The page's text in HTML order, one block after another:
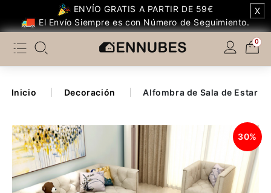
ENVÍO GRATIS A PARTIR DE 59€
El Envío Siempre es con Número de Seguimiento.
X
0
Categoría
Dormitorio
Salón
Cocina
Inicio Decoración Alfombra de Sala de Estar
30%